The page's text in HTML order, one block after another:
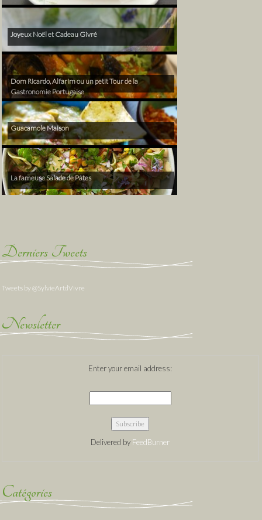
Joyeux Noël et Cadeau Givré
Dom Ricardo, Alfarim ou un petit Tour de la
Gastronomie Portugaise
Guacamole Maison
La fameuse Salade de Pâtes
Derniers Tweets
Tweets by @SylvieArtdVivre
Newsletter
Enter your email address:
Delivered by FeedBurner
Catégories